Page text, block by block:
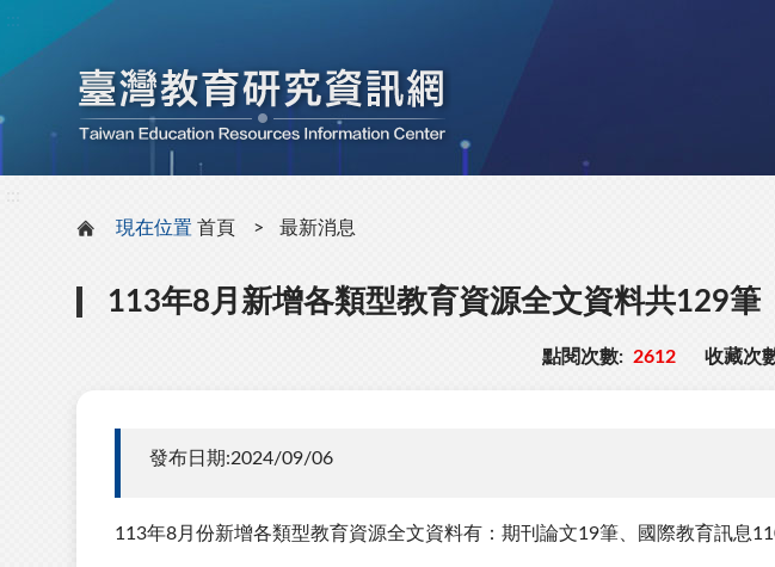
現在位置 首頁 最新消息
113年8月新增各類型教育資源全文資料共129筆
點閱次數: 2612 收藏次
發布日期:2024/09/06
113年8月份新增各類型教育資源全文資料有：期刊論文19筆、國際教育訊息